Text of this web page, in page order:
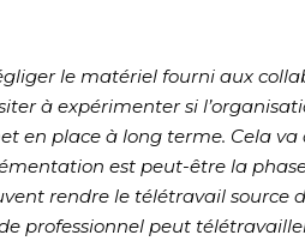
le matériel fourni aux
à expérimenter si
en place à long terme. Cela va
est peut-être la
rendre le télétravail source
professionnel peut